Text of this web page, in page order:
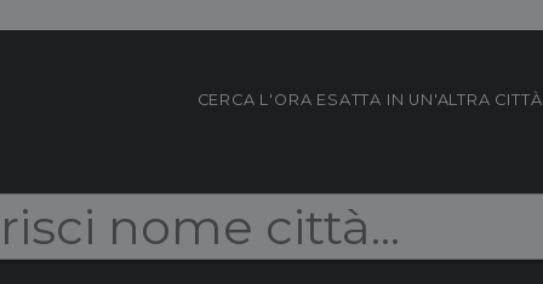
CERCA L'ORA ESATTA IN UN'ALTRA CITTÀ